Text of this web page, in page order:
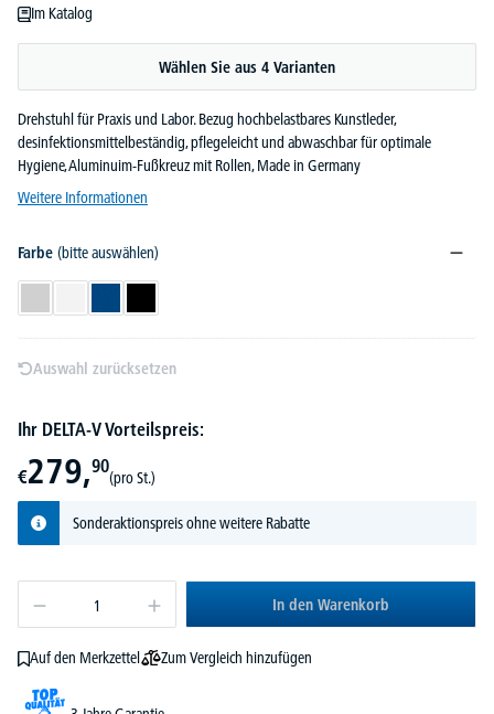
Im Katalog
Wählen Sie aus 4 Varianten
Drehstuhl für Praxis und Labor. Bezug hochbelastbares Kunstleder,
desinfektionsmittelbeständig, pflegeleicht und abwaschbar für optimale
Hygiene, Aluminuim-Fußkreuz mit Rollen, Made in Germany
Weitere Informationen
Farbe (bitte auswählen)
Auswahl zurücksetzen
Ihr DELTA-V Vorteilspreis:
€279,90
(pro St.)
Sonderaktionspreis ohne weitere Rabatte
In den Warenkorb
Auf den Merkzettel Zum Vergleich hinzufügen